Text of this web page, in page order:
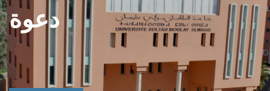
دعوة